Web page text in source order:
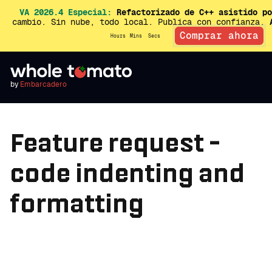
VA 2026.4 Especial: Refactorizado de C++ asistido
cambio. Sin nube, todo local. Publica con confianza.
Hours Mins Secs Comprar ahora
by Embarcadero
Feature request -
code indenting and
formatting